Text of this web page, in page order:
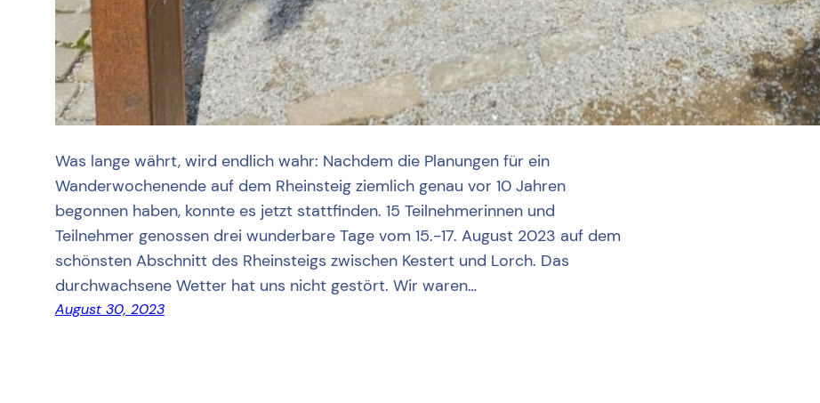
Was lange währt, wird endlich wahr: Nachdem die Planungen für ein
Wanderwochenende auf dem Rheinsteig ziemlich genau vor 10 Jahren
begonnen haben, konnte es jetzt stattfinden. 15 Teilnehmerinnen und
Teilnehmer genossen drei wunderbare Tage vom 15.-17. August 2023 auf dem
schönsten Abschnitt des Rheinsteigs zwischen Kestert und Lorch. Das
durchwachsene Wetter hat uns nicht gestört. Wir waren…
August 30, 2023